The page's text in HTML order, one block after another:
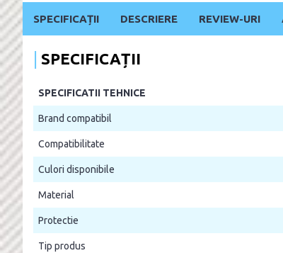
SPECIFICAȚII DESCRIERE REVIEW-URI
SPECIFICAȚII
SPECIFICATII TEHNICE
Brand compatibil
Compatibilitate
Culori disponibile
Material
Protectie
Tip produs